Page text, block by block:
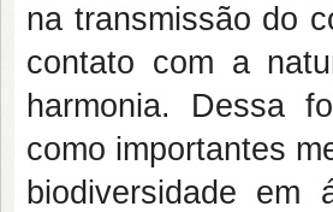
na transmissão do
contato com a
harmonia. Dessa
como importantes
biodiversidade em